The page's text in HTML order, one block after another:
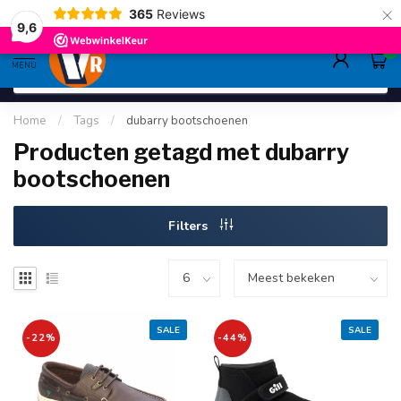
9,6
365 Reviews ×
deskundig adviessinds 1948 ruim
MENU
0
Home / Tags / dubarry bootschoenen
Producten getagd met dubarry
bootschoenen
Filters
SALE
-22%
SALE
-44%